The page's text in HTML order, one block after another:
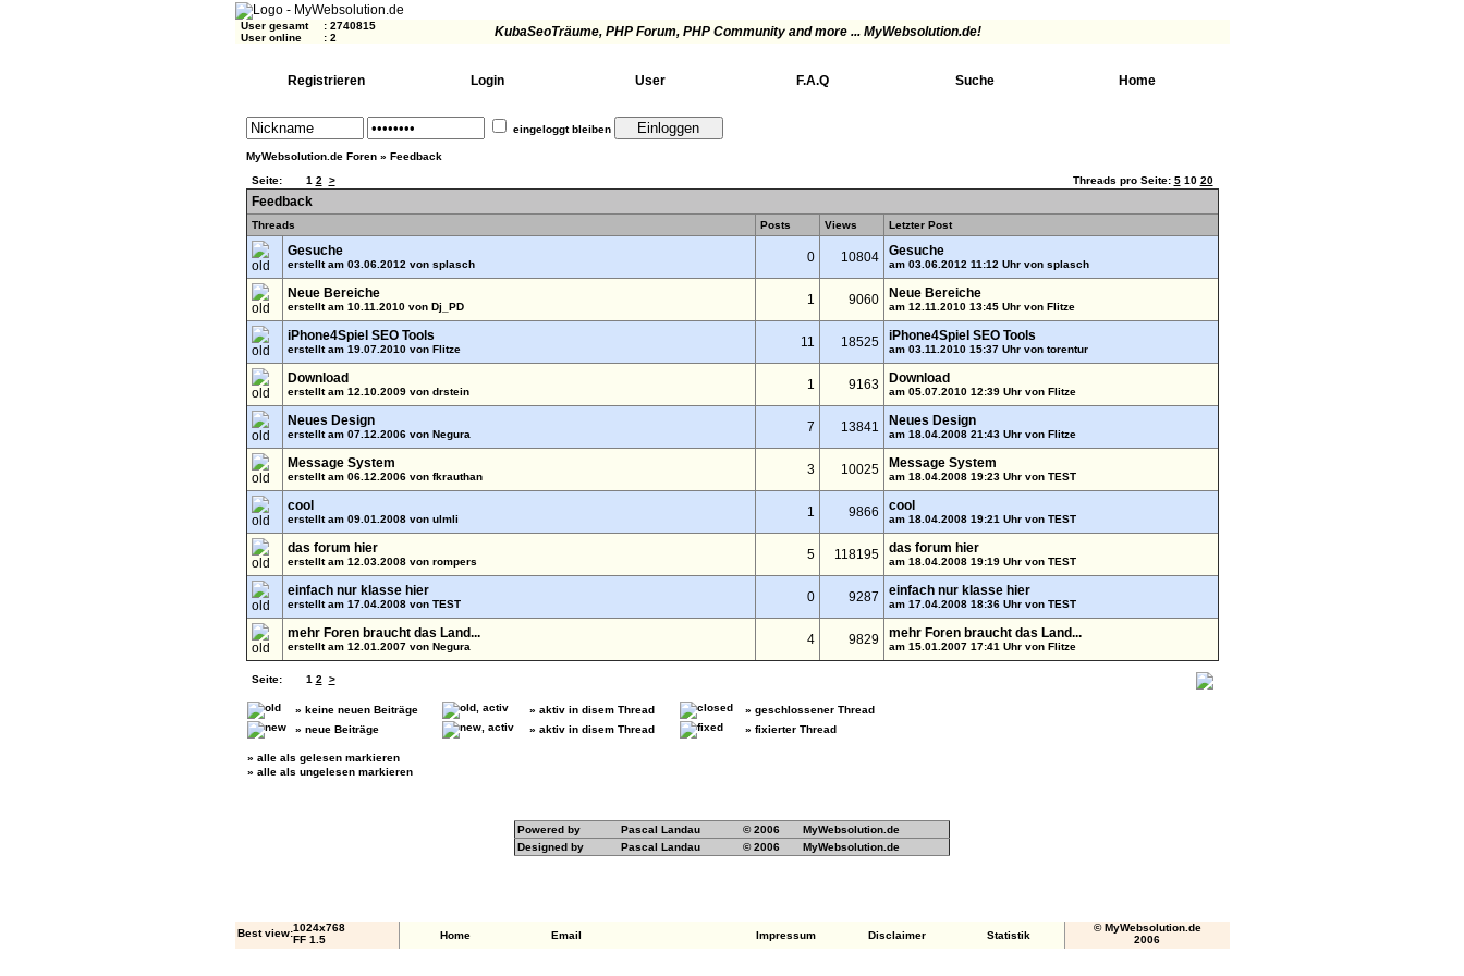
User gesamt : 2740815
User online
: 2 KubaSeoTräume, PHP Forum, PHP Community and more ... MyWebsolution.de!
Registrieren Login User F.A.Q Suche Home
eingeloggt bleiben
MyWebsolution.de Foren» Feedback
Seite:
1 2 > Threads pro Seite: 510 20
Feedback
Threads Posts Views Letzter Post
Gesuche
erstellt am 03.06.2012 von splasch 0 10804 Gesuche
am 03.06.2012 11:12 Uhr von splasch
Neue Bereiche
erstellt am 10.11.2010 von Dj_PD 1 9060 Neue Bereiche
am 12.11.2010 13:45 Uhr von Flitze
iPhone4Spiel SEO Tools
erstellt am 19.07.2010 von Flitze 11 18525 iPhone4Spiel SEO Tools
am 03.11.2010 15:37 Uhr von torentur
Download
erstellt am 12.10.2009 von drstein 1 9163 Download
am 05.07.2010 12:39 Uhr von Flitze
Neues Design
erstellt am 07.12.2006 von Negura 7 13841 Neues Design
am 18.04.2008 21:43 Uhr von Flitze
Message System
erstellt am 06.12.2006 von fkrauthan 3 10025 Message System
am 18.04.2008 19:23 Uhr von TEST
cool
erstellt am 09.01.2008 von ulmli 1 9866 cool
am 18.04.2008 19:21 Uhr von TEST
das forum hier
erstellt am 12.03.2008 von rompers 5 118195 das forum hier
am 18.04.2008 19:19 Uhr von TEST
einfach nur klasse hier
erstellt am 17.04.2008 von TEST 0 9287 einfach nur klasse hier
am 17.04.2008 18:36 Uhr von TEST
mehr Foren braucht das Land...
erstellt am 12.01.2007 von Negura 4 9829 mehr Foren braucht das Land...
am 15.01.2007 17:41 Uhr von Flitze
Seite: 1 2 >
» keine neuen Beiträge » aktiv in disem Thread
» geschlossener Thread
» neue Beiträge
» aktiv in disem Thread » fixierter Thread
» alle als gelesen markieren
» alle als ungelesen markieren
Powered by Pascal Landau © 2006
MyWebsolution.de
Designed by
Pascal Landau © 2006 MyWebsolution.de
Best view:1024x768
FF 1.5
Home Email Impressum Disclaimer Statistik
© MyWebsolution.de
2006